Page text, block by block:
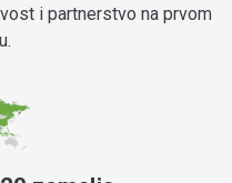
i partnerstvo na prvom